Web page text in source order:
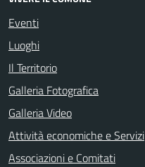
Eventi
Luoghi
Il Territorio
Galleria Fotografica
Galleria Video
Attività economiche e Servizi
Associazioni e Comitati